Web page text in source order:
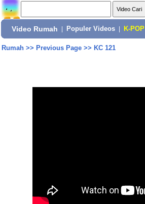
Video Rumah Populer Videos K-POP
Rumah>> Previous Page>> KC 121